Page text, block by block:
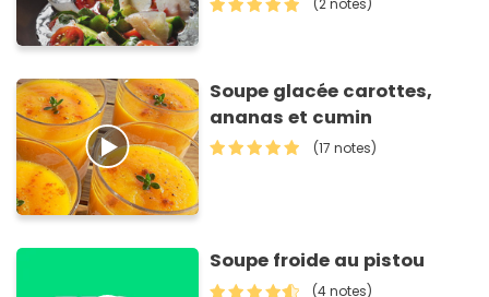
(2 notes)
Soupe glacée carottes,
ananas et cumin
(17 notes)
Soupe froide au pistou
(4 notes)